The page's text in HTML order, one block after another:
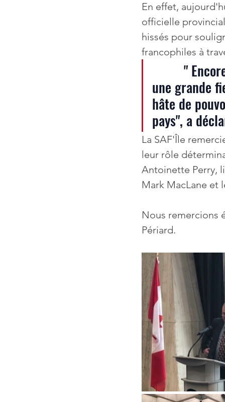
En effet,
officielle
hissés pour
francophiles à
une grande
hâte de
pays", a
La SAF'Île
leur rôle
Antoinette Perry,
Mark MacLane et
Nous remercions
Périard.